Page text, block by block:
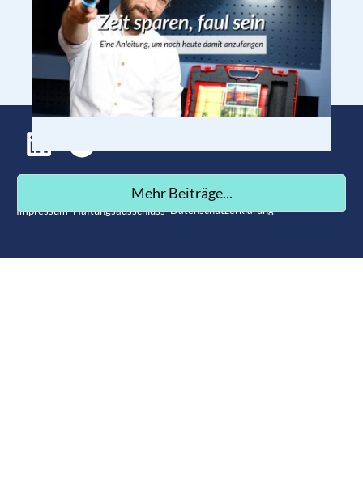
Mehr Beiträge...
Die Projektmanagement Botschaft
Impressum Haftungsausschluss Datenschutzerklärung